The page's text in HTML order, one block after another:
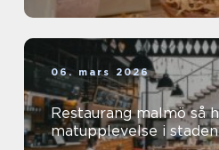
06. mars 2026
Restaurang malmö så hittar du rätt
matupplevelse i staden